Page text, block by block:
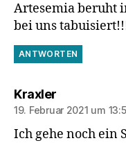
Artesemia beruht
bei uns
ANTWORTEN
Kraxlersagt:
19. Februar 2021 um
Ich gehe noch ein